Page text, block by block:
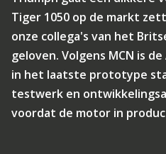
Tiger 1050 op de markt
onze collega's van het
geloven. Volgens MCN is
in het laatste prototype
testwerk en
voordat de motor in